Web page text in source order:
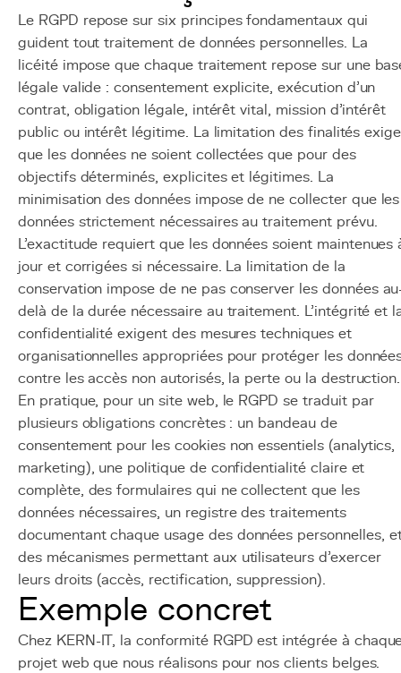
Le RGPD repose sur six principes fondamentaux qui
guident tout traitement de données personnelles. La
licéité impose que chaque traitement repose sur une
légale valide : consentement explicite, exécution d'un
contrat, obligation légale, intérêt vital, mission d'intérêt
public ou intérêt légitime. La limitation des finalités exige
que les données ne soient collectées que pour des
objectifs déterminés, explicites et légitimes. La
minimisation des données impose de ne collecter que les
données strictement nécessaires au traitement prévu.
L'exactitude requiert que les données soient maintenues
jour et corrigées si nécessaire. La limitation de la
conservation impose de ne pas conserver les données
delà de la durée nécessaire au traitement. L'intégrité et
confidentialité exigent des mesures techniques et
organisationnelles appropriées pour protéger les
contre les accès non autorisés, la perte ou la destruction.
En pratique, pour un site web, le RGPD se traduit par
plusieurs obligations concrètes : un bandeau de
consentement pour les cookies non essentiels (analytics,
marketing), une politique de confidentialité claire et
complète, des formulaires qui ne collectent que les
données nécessaires, un registre des traitements
documentant chaque usage des données personnelles,
des mécanismes permettant aux utilisateurs d'exercer
leurs droits (accès, rectification, suppression).
Exemple concret
Chez KERN-IT, la conformité RGPD est intégrée à
projet web que nous réalisons pour nos clients belges.